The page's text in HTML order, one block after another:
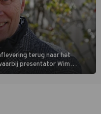
terug naar het
presentator Wim
de tijd aan de hand van